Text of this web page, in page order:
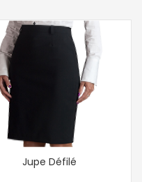
Jupe Défilé